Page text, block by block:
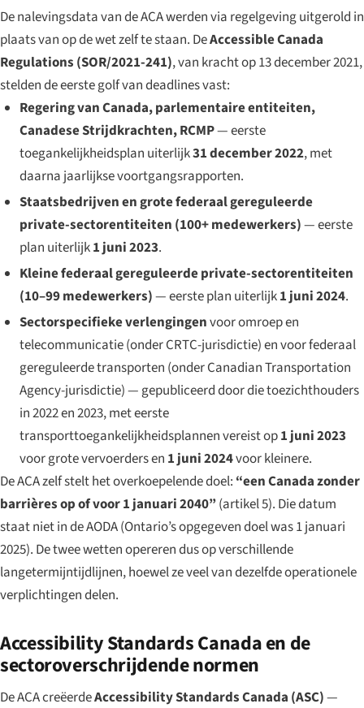
De nalevingsdata van de ACA werden via regelgeving uitgerold in
plaats van op de wet zelf te staan. DeAccessible Canada
Regulations (SOR/2021-241), van kracht op 13 december 2021,
stelden de eerste golf van deadlines vast:
Regering van Canada, parlementaire entiteiten,
Canadese Strijdkrachten, RCMP— eerste
toegankelijkheidsplan uiterlijk31 december 2022, met
daarna jaarlijkse voortgangsrapporten.
Staatsbedrijven en grote federaal gereguleerde
private-sectorentiteiten (100+ medewerkers)— eerste
plan uiterlijk1 juni 2023.
Kleine federaal gereguleerde private-sectorentiteiten
(10–99 medewerkers)— eerste plan uiterlijk1 juni 2024.
Sectorspecifieke verlengingenvoor omroep en
telecommunicatie (onder CRTC-jurisdictie) en voor federaal
gereguleerde transporten (onder Canadian Transportation
Agency-jurisdictie) — gepubliceerd door die toezichthouders
in 2022 en 2023, met eerste
transporttoegankelijkheidsplannen vereist op1 juni 2023
voor grote vervoerders en 1 juni 2024voor kleinere.
De ACA zelf stelt het overkoepelende doel: “een Canada zonder
barrières op of voor 1 januari 2040”(artikel 5). Die datum
staat niet in de AODA (Ontario’s opgegeven doel was 1 januari
2025). De twee wetten opereren dus op verschillende
langetermijntijdlijnen, hoewel ze veel van dezelfde operationele
verplichtingen delen.
Accessibility Standards Canada en de
sectoroverschrijdende normen
De ACA creëerdeAccessibility Standards Canada (ASC)—